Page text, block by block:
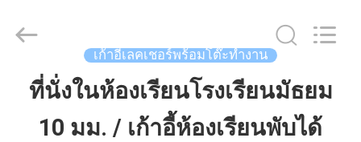
บ้าน
2026
Chongqing
เก้าอี้เลคเชอร์พร้อมโต๊ะทำงาน
ที่นั่งในห้องเรียนโรงเรียนมัธยม
10 มม. / เก้าอี้ห้องเรียนพับได้